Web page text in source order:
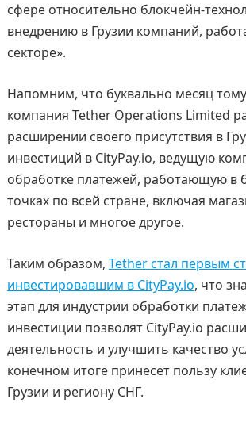
сфере относительно блокчейн-
внедрению в Грузии компаний,
секторе».
Напомним, что буквально месяц
компания Tether Operations Limited
расширении своего присутствия в
инвестиций в CityPay.io, ведущую
обработке платежей, работающую в
точках по всей стране, включая
рестораны и многое другое.
Таким образом, Tether стал первым
инвестировавшим в CityPay.io, что
этап для индустрии обработки
инвестиции позволят CityPay.io
деятельность и улучшить качество
конечном итоге принесет пользу
Грузии и региону СНГ.